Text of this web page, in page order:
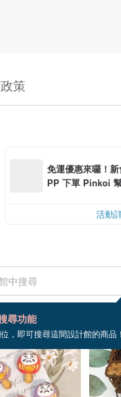
策
免運優惠來囉！
PP 下單 Pinkoi
活動
尋功能
，即可搜尋這間設計館的商品！